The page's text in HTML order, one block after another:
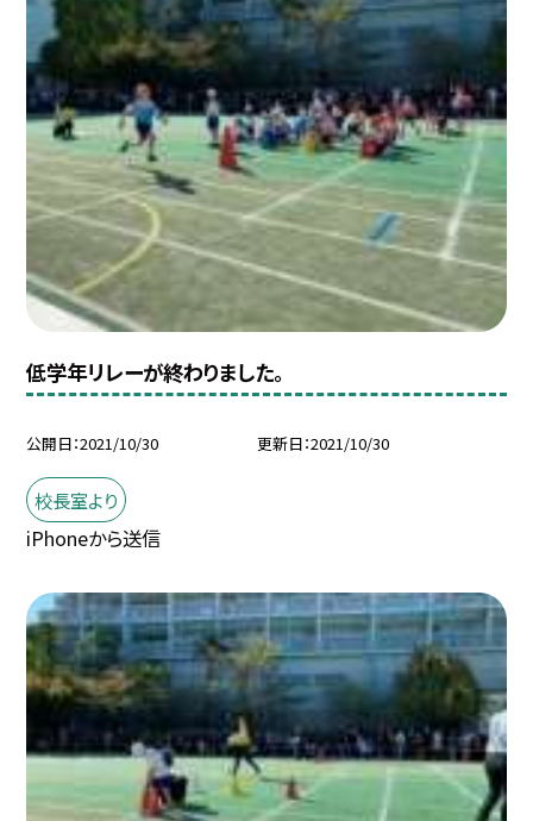
低学年リレーが終わりました。
公開日 2021/10/30 更新日 2021/10/30
校長室より
iPhoneから送信